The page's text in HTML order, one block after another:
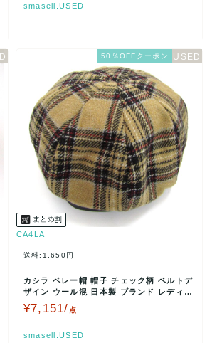
smasell.USED
50％OFFクーポン
CA4LA
送料:1,650円
カシラ ベレー帽 帽子 チェック柄 ベルトデ
ザイン ウール混 日本製 ブランド レディー
ス ベージュ…
¥7,151/ 点
smasell.USED